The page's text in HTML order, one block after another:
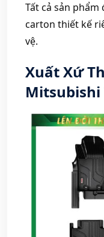
Tất cả sản
carton thiết kế
vệ.
Xuất Xứ
Mitsubishi